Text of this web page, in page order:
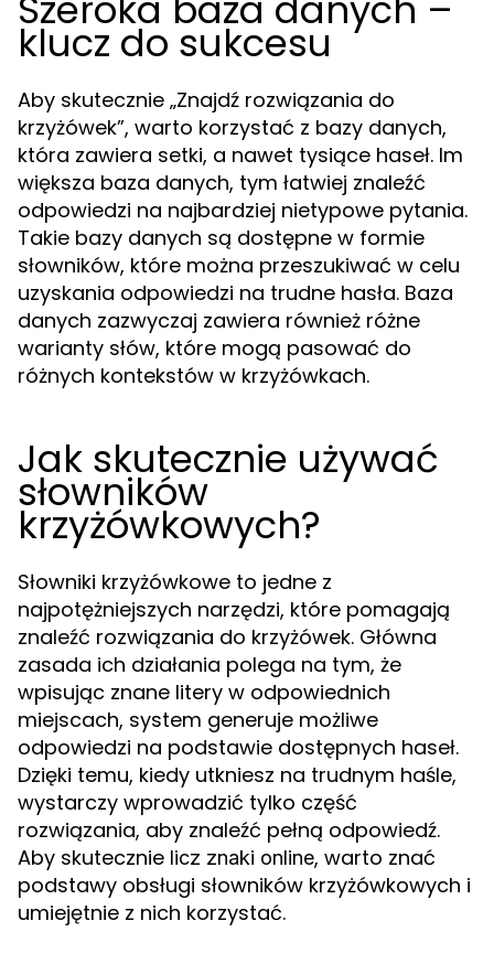
klucz do sukcesu
Aby skutecznie „Znajdź rozwiązania do
krzyżówek”, warto korzystać z bazy danych,
która zawiera setki, a nawet tysiące haseł. Im
większa baza danych, tym łatwiej znaleźć
odpowiedzi na najbardziej nietypowe pytania.
Takie bazy danych są dostępne w formie
słowników, które można przeszukiwać w celu
uzyskania odpowiedzi na trudne hasła. Baza
danych zazwyczaj zawiera również różne
warianty słów, które mogą pasować do
różnych kontekstów w krzyżówkach.
Jak skutecznie używać
słowników
krzyżówkowych?
Słowniki krzyżówkowe to jedne z
najpotężniejszych narzędzi, które pomagają
znaleźć rozwiązania do krzyżówek. Główna
zasada ich działania polega na tym, że
wpisując znane litery w odpowiednich
miejscach, system generuje możliwe
odpowiedzi na podstawie dostępnych haseł.
Dzięki temu, kiedy utkniesz na trudnym haśle,
wystarczy wprowadzić tylko część
rozwiązania, aby znaleźć pełną odpowiedź.
Aby skutecznie licz znaki online, warto znać
podstawy obsługi słowników krzyżówkowych i
umiejętnie z nich korzystać.